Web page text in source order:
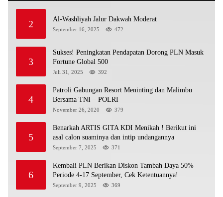
2 Al-Washliyah Jalur Dakwah Moderat
September 16, 2025 472
3
Sukses! Peningkatan Pendapatan Dorong PLN Masuk
Fortune Global 500
Juli 31, 2025 392
4
Patroli Gabungan Resort Meninting dan Malimbu
Bersama TNI – POLRI
November 26, 2020 379
5
Benarkah ARTIS GITA KDI Menikah ! Berikut ini
asal calon suaminya dan intip undangannya
September 7, 2025 371
6
Kembali PLN Berikan Diskon Tambah Daya 50%
Periode 4-17 September, Cek Ketentuannya!
September 9, 2025 369